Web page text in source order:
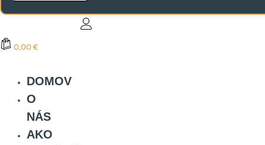
0,00 €
DOMOV
O
NÁS
AKO